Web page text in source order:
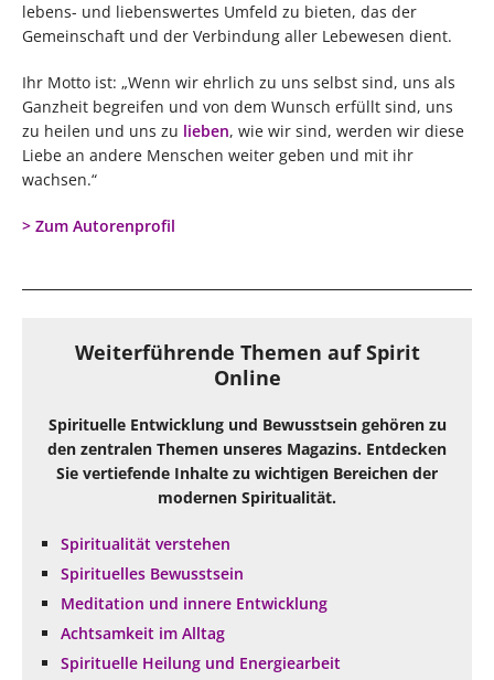
lebens- und liebenswertes Umfeld zu bieten, das der
Gemeinschaft und der Verbindung aller Lebewesen dient.
Ihr Motto ist: „Wenn wir ehrlich zu uns selbst sind, uns als
Ganzheit begreifen und von dem Wunsch erfüllt sind, uns
zu heilen und uns zu lieben, wie wir sind, werden wir diese
Liebe an andere Menschen weiter geben und mit ihr
wachsen.“
> Zum Autorenprofil
Weiterführende Themen auf Spirit
Online
Spirituelle Entwicklung und Bewusstsein gehören zu
den zentralen Themen unseres Magazins. Entdecken
Sie vertiefende Inhalte zu wichtigen Bereichen der
modernen Spiritualität.
Spiritualität verstehen
Spirituelles Bewusstsein
Meditation und innere Entwicklung
Achtsamkeit im Alltag
Spirituelle Heilung und Energiearbeit